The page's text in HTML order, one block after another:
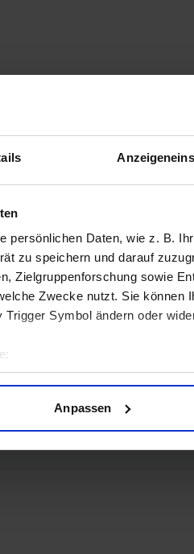
persönlichen Daten, wie z. B.
zu speichern und darauf
Zielgruppenforschung sowie
Zwecke nutzt. Sie können
Symbol ändern oder
erfassen, welche bis auf einige
Daten verarbeitet werden,
Anpassen